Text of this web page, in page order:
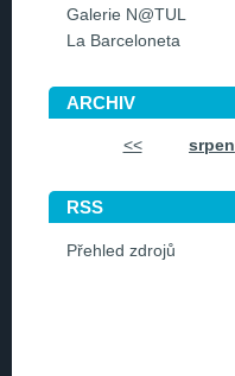
Galerie N@TUL
La Barceloneta
ARCHIV
<< srpen
RSS
Přehled zdrojů